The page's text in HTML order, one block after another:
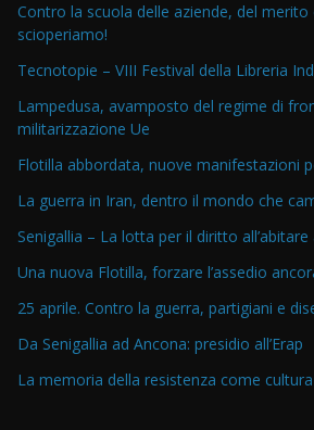
Contro la scuola delle aziende, del merito
scioperiamo!
Tecnotopie – VIII Festival della Libreria
Lampedusa, avamposto del regime di
militarizzazione Ue
Flotilla abbordata, nuove manifestazioni
La guerra in Iran, dentro il mondo che
Senigallia – La lotta per il diritto all’abitare
Una nuova Flotilla, forzare l’assedio
25 aprile. Contro la guerra, partigiani e
Da Senigallia ad Ancona: presidio all’Erap
La memoria della resistenza come